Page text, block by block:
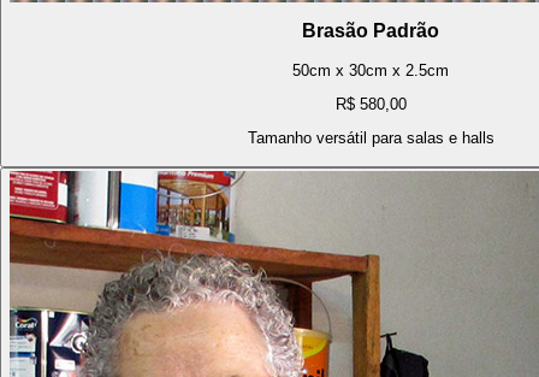
Brasão Padrão
50cm x 30cm x 2.5cm
R$ 580,00
Tamanho versátil para salas e halls